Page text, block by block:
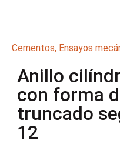
Cementos, Ensayos
Anillo
con forma
truncado
12